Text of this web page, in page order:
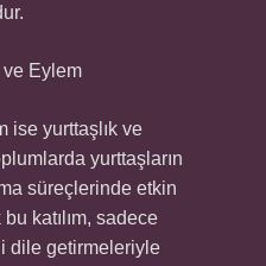
ve Eylem
ise yurttaşlık ve
yurttaşların
süreçlerinde etkin
katılım, sadece
dile getirmeleriyle